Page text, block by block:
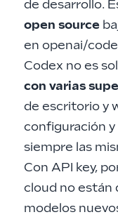
de desarrollo.
open source
en openai/
Codex no es
con varias
de escritorio y
configuración
siempre las
Con API key,
cloud no están
modelos